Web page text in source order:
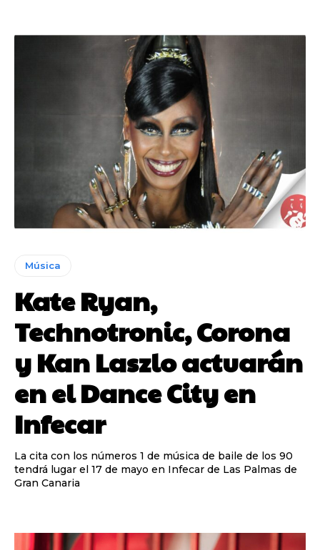
Música
Kate Ryan,
Technotronic, Corona
y Kan Laszlo actuarán
en el Dance City en
Infecar
La cita con los números 1 de música de baile de los 90
tendrá lugar el 17 de mayo en Infecar de Las Palmas de
Gran Canaria